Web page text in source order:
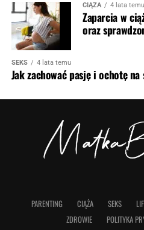
CIĄŻA 4 lata temu
Zaparcia w
oraz
SEKS 4 lata temu
Jak zachować pasję i ochotę na
PARENTING CIĄŻA SEKS
ZDROWIE
POLITYKA